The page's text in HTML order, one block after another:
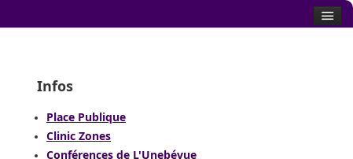
Infos
Place Publique
Clinic Zones
Conférences de L'Unebévue